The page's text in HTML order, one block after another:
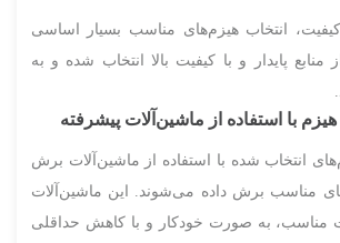
کیفیت، انتخاب هیزم‌های مناسب بسیار اساسی
منابع پایدار و با کیفیت بالا انتخاب شده و به
با استفاده از ماشین‌آلات پیشرفته
انتخاب شده با استفاده از ماشین‌آلات برش
مناسب برش داده می‌شوند. این ماشین‌آلات
مناسب، به صورت خودکار و با کاهش حداقلی